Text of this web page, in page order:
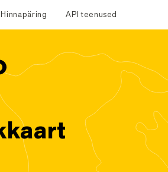
Hinnapäring API teenused